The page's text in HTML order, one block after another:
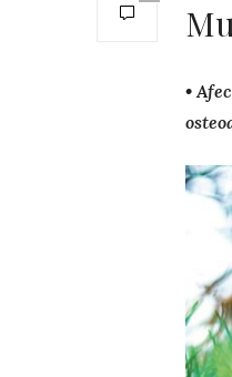
•